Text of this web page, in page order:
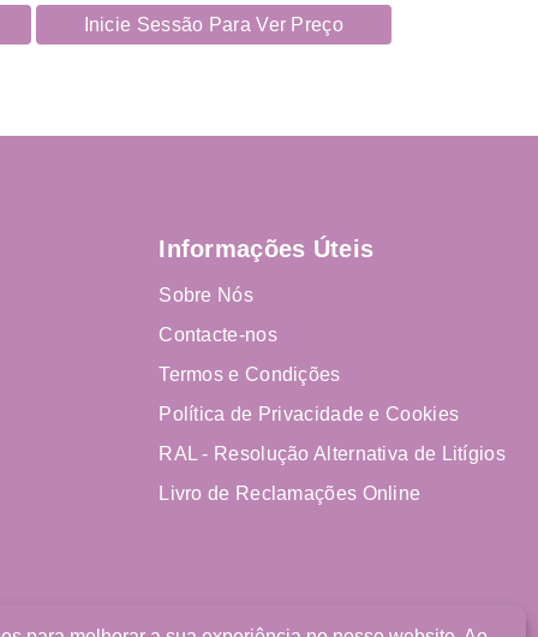
Inicie Sessão Para Ver Preço
Informações Úteis
Sobre Nós
Contacte-nos
Termos e Condições
Política de Privacidade e Cookies
RAL - Resolução Alternativa de Litígios
Livro de Reclamações Online